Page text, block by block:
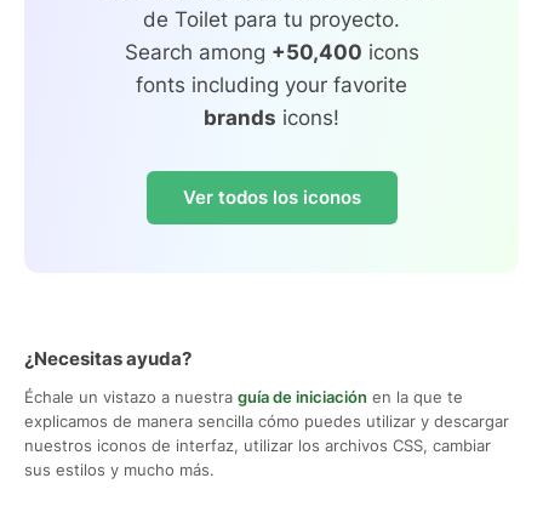
de Toilet para tu proyecto.
Search among +50,400 icons
fonts including your favorite
brands icons!
Ver todos los iconos
¿Necesitas ayuda?
Échale un vistazo a nuestra guía de iniciación en la que te
explicamos de manera sencilla cómo puedes utilizar y descargar
nuestros iconos de interfaz, utilizar los archivos CSS, cambiar
sus estilos y mucho más.